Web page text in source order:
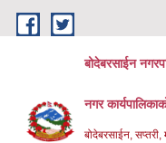
Skip to main content
बोदेबरसाईन
नगर
बोदेबरसाईन,